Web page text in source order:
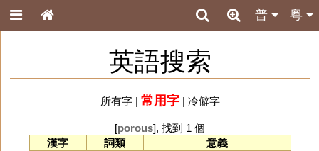
粵
普
英語搜索
所有字| 常用字| 冷僻字
[porous], 找到 1 個
漢字
詞類
意義